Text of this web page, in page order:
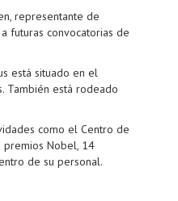
representante de
futuras convocatorias de
está situado en el
También está rodeado
como el Centro de
premios Nobel, 14
de su personal.